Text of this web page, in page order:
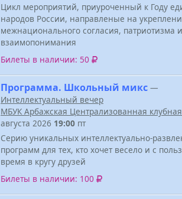
Цикл мероприятий, приуроченный к Году
народов России, направленые на
межнационального согласия, патриотизма и
взаимопонимания
Билеты в наличии: 50
Программа. Школьный микс —
Интеллектуальный вечер
МБУК Арбажская Централизованная
августа 2026 19:00 пт
Серию уникальных интеллектуально-
программ для тех, кто хочет весело и с
время в кругу друзей
Билеты в наличии: 100